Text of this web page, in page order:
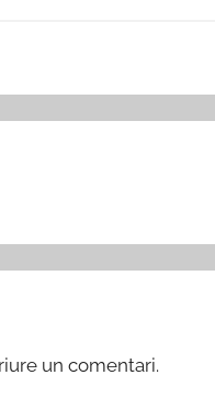
un comentari.